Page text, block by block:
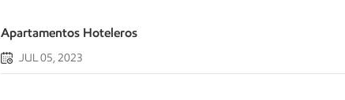
Apartamentos Hoteleros
JUL 05, 2023